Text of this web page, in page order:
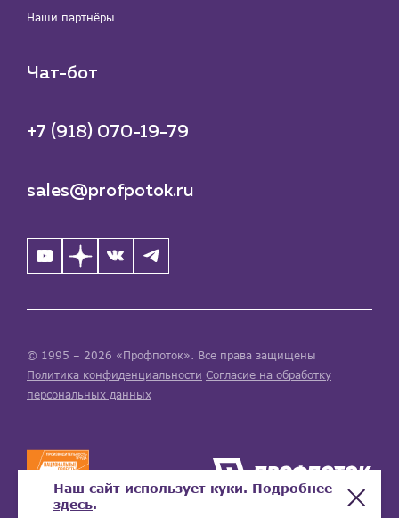
Наши партнёры
Чат-бот
+7 (918) 070-19-79
sales@profpotok.ru
© 1995 – 2026 «Профпоток». Все права защищены
Политика конфиденциальности Согласие на обработку
персональных данных
Наш сайт использует куки. Подробнее
здесь.